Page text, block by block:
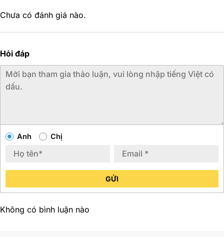
Chưa có đánh giá nào.
Hỏi đáp
Anh Chị
GỬI
Không có bình luận nào